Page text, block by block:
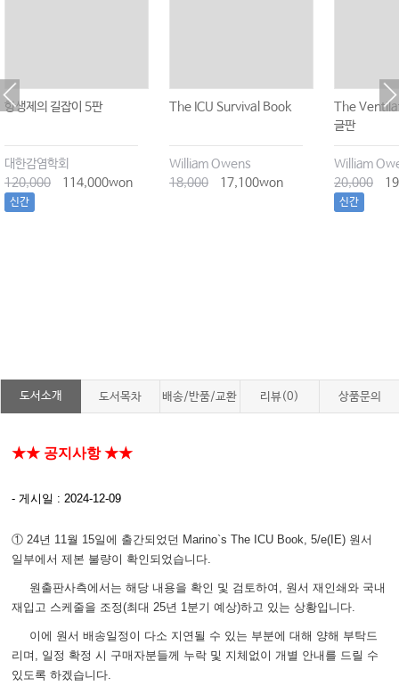
항생제의 길잡이 5판
대한감염학회
120,000
114,000won
신간
The ICU Survival Book
William Owens
18,000
17,100won
The
글판
William
20,000
신간
도서소개 도서목차 배송/반품/교환 리뷰(0) 상품문의
★★ 공지사항 ★★
- 게시일 : 2024-12-09
① 24년 11월 15일에 출간되었던 Marino`s The ICU Book, 5/e(IE) 원서
일부에서 제본 불량이 확인되었습니다.
원출판사측에서는 해당 내용을 확인 및 검토하여, 원서 재인쇄와 국내
재입고 스케줄을 조정(최대 25년 1분기 예상)하고 있는 상황입니다.
이에 원서 배송일정이 다소 지연될 수 있는 부분에 대해 양해 부탁드
리며, 일정 확정 시 구매자분들께 누락 및 지체없이 개별 안내를 드릴 수
있도록 하겠습니다.